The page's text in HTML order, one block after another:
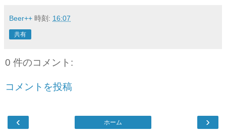
Beer++ 時刻: 16:07
共有
0 件のコメント:
コメントを投稿
‹ ›
ホーム